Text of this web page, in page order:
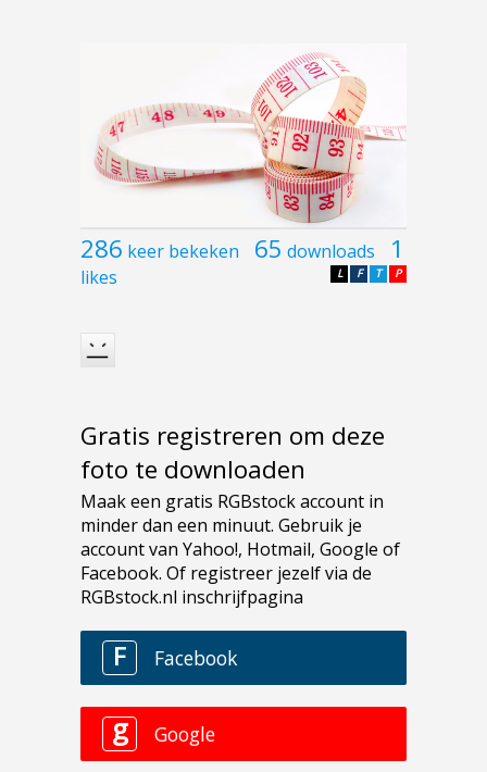
286 keer bekeken 65 downloads 1
likes P
T
F
L
Gratis registreren om deze
foto te downloaden